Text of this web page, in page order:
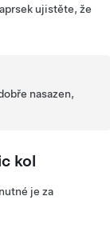
ujistěte, že
nasazen,
kol
je za